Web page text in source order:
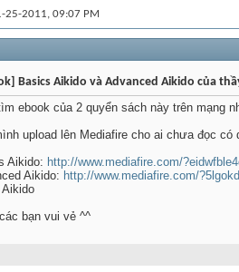
25-2011, 09:07 PM
Basics Aikido và Advanced Aikido của
ebook của 2 quyển sách này trên mạng
upload lên Mediafire cho ai chưa đọc
Aikido: http://www.mediafire.com/
Aikido: http://www.mediafire.com/
bạn vui vẻ ^^